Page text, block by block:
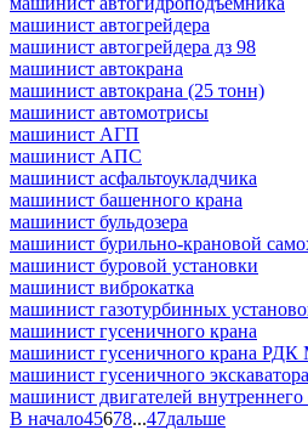
машинист автогрейдера
машинист автогрейдера дз 98
машинист автокрана
машинист автокрана (25 тонн)
машинист автомотрисы
машинист АГП
машинист АПС
машинист асфальтоукладчика
машинист башенного крана
машинист бульдозера
машинист бурильно-крановой
машинист буровой установки
машинист виброкатка
машинист газотурбинных
машинист гусеничного крана
машинист гусеничного крана
машинист гусеничного экскаватора
машинист двигателей внутреннего
В начало45678...47дальше